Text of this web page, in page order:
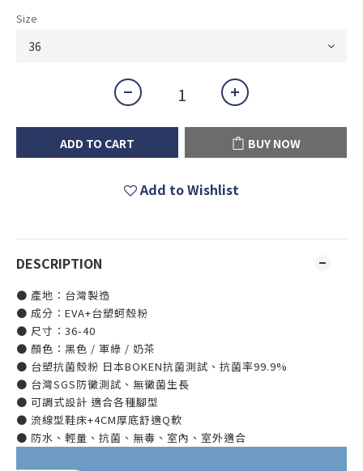
Size
ADD TO CART BUY NOW
Add to Wishlist
DESCRIPTION
● 產地：台灣製造
● 成分：EVA+台塑蚵殼粉
● 尺寸：36-40
● 顏色：黑色 / 軍綠 / 奶茶
● 台塑抗菌殼粉 日本BOKEN抗菌測試、抗菌率99.9%
● 台灣SGS防黴測試、無黴菌生長
● 可調式設計 適合各種腳型
● 流線型鞋床+4CM厚底舒適Q軟
● 防水、輕量、抗菌、無毒、室內、室外適合